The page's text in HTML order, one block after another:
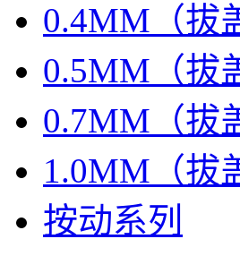
0.4MM（拔
0.5MM（拔
0.7MM（拔
1.0MM（拔
按动系列